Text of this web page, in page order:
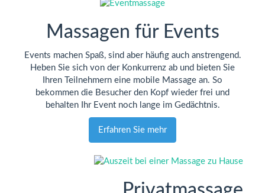
Massagen für Events
Events machen Spaß, sind aber häufig auch anstrengend.
Heben Sie sich von der Konkurrenz ab und bieten Sie
Ihren Teilnehmern eine mobile Massage an. So
bekommen die Besucher den Kopf wieder frei und
behalten Ihr Event noch lange im Gedächtnis.
Erfahren Sie mehr